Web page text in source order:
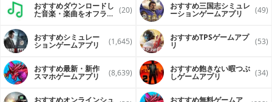
おすすめダウンロードし
た音楽・楽曲をオフライ (20) おすすめ三国志シミュレ
ーションゲームアプリ (49)
おすすめシミュレー
ションゲームアプリ (1,645) おすすめTPSゲームアプ
リ (53)
おすすめ最新・新作
スマホゲームアプリ (8,639) おすすめ飽きない暇つぶ
しゲームアプリ (34)
おすすめオンラインシュ おすすめ無料ゲームア